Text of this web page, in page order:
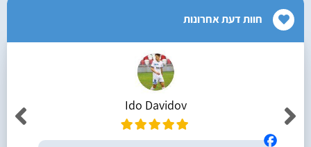
חוות דעת אחרונות
Ido Davidov